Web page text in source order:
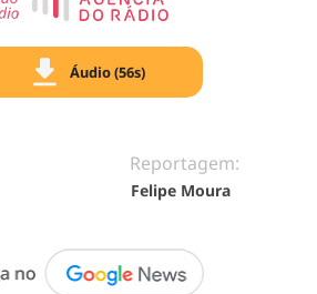
Áudio (56s)
Reportagem:
Felipe Moura